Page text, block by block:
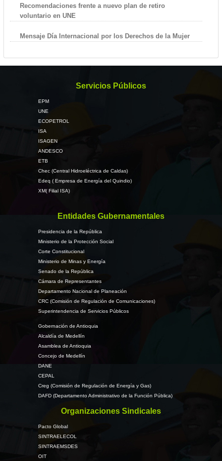
Recomendaciones frente a nuevo plan de retiro
voluntario en UNE
Mensaje Día Internacional por los Derechos de la Mujer
Servicios Públicos
EPM
UNE
ECOPETROL
ISA
ISAGEN
ANDESCO
ETB
Chec (Central Hidroeléctrica de Caldas)
Edeq ( Empresa de Energía del Quindio)
XM( Filial ISA)
Entidades Gubernamentales
Presidencia de la República
Ministerio de la Protección Social
Corte Constitucional
Ministerio de Minas y Energía
Senado de la República
Cámara de Representantes
Departamento Nacional de Planeación
CRC (Comisión de Regulación de Comunicaciones)
Superintendencia de Servicios Públicos
Gobernación de Antioquia
Alcaldía de Medellín
Asamblea de Antioquia
Concejo de Medellín
DANE
CEPAL
Creg (Comisión de Regulación de Energía y Gas)
DAFD (Departamento Administrativo de la Función Pública)
Organizaciones Sindicales
Pacto Global
SINTRAELECOL
SINTRAEMSDES
OIT